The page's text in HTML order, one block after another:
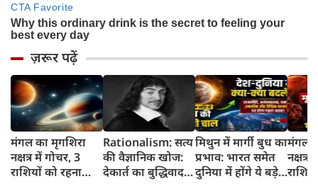
ज़रूर पढ़ें
मंगल का मृगशिरा
नक्षत्र में गोचर, 3
राशियों को रहना
Rationalism: सत्य
की वैज्ञानिक खोज:
देकार्त का बुद्धिवाद
मिथुन में मार्गी बुध का
प्रभाव: भारत समेत
दुनिया में होंगे ये बड़े
मंगल
नक्षत्र